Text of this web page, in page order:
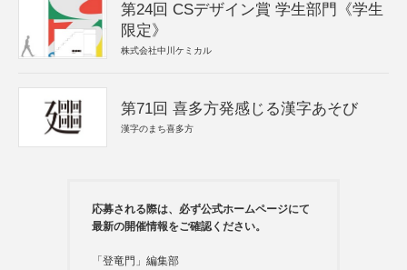
第24回 CSデザイン賞 学生部門《学生
限定》
株式会社中川ケミカル
第71回 喜多方発感じる漢字あそび
漢字のまち喜多方
応募される際は、必ず公式ホームページにて
最新の開催情報をご確認ください。
「登竜門」編集部